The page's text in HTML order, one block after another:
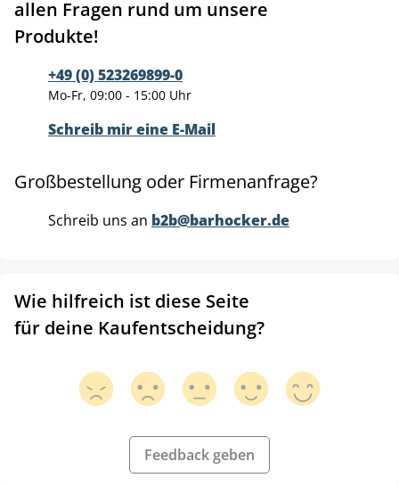
allen Fragen rund um unsere
Produkte!
+49 (0) 523269899-0
Mo-Fr, 09:00 - 15:00 Uhr
Schreib mir eine E-Mail
Großbestellung oder Firmenanfrage?
Schreib uns an b2b@barhocker.de
Wie hilfreich ist diese Seite
für deine Kaufentscheidung?
Feedback geben